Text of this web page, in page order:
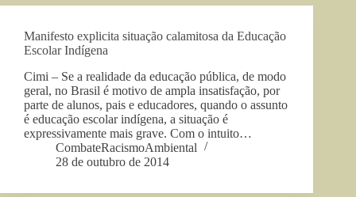
Manifesto explicita situação calamitosa da Educação
Escolar Indígena
Cimi – Se a realidade da educação pública, de modo
geral, no Brasil é motivo de ampla insatisfação, por
parte de alunos, pais e educadores, quando o assunto
é educação escolar indígena, a situação é
expressivamente mais grave. Com o intuito…
CombateRacismoAmbiental
28 de outubro de 2014